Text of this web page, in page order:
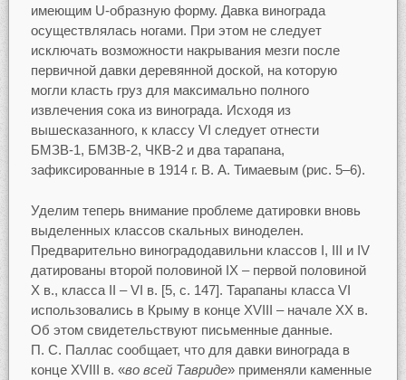
имеющим U-образную форму. Давка винограда
осуществлялась ногами. При этом не следует
исключать возможности накрывания мезги после
первичной давки деревянной доской, на которую
могли класть груз для максимально полного
извлечения сока из винограда. Исходя из
вышесказанного, к классу VI следует отнести
БМЗВ-1, БМЗВ-2, ЧКВ-2 и два тарапана,
зафиксированные в 1914 г. В. А. Тимаевым (рис. 5–6).
Уделим теперь внимание проблеме датировки вновь
выделенных классов скальных виноделен.
Предварительно виноградодавильни классов I, III и IV
датированы второй половиной IX – первой половиной
X в., класса II – VI в. [5, с. 147]. Тарапаны класса VI
использовались в Крыму в конце XVIII – начале XX в.
Об этом свидетельствуют письменные данные.
П. С. Паллас сообщает, что для давки винограда в
конце XVIII в. «во всей Тавриде» применяли каменные